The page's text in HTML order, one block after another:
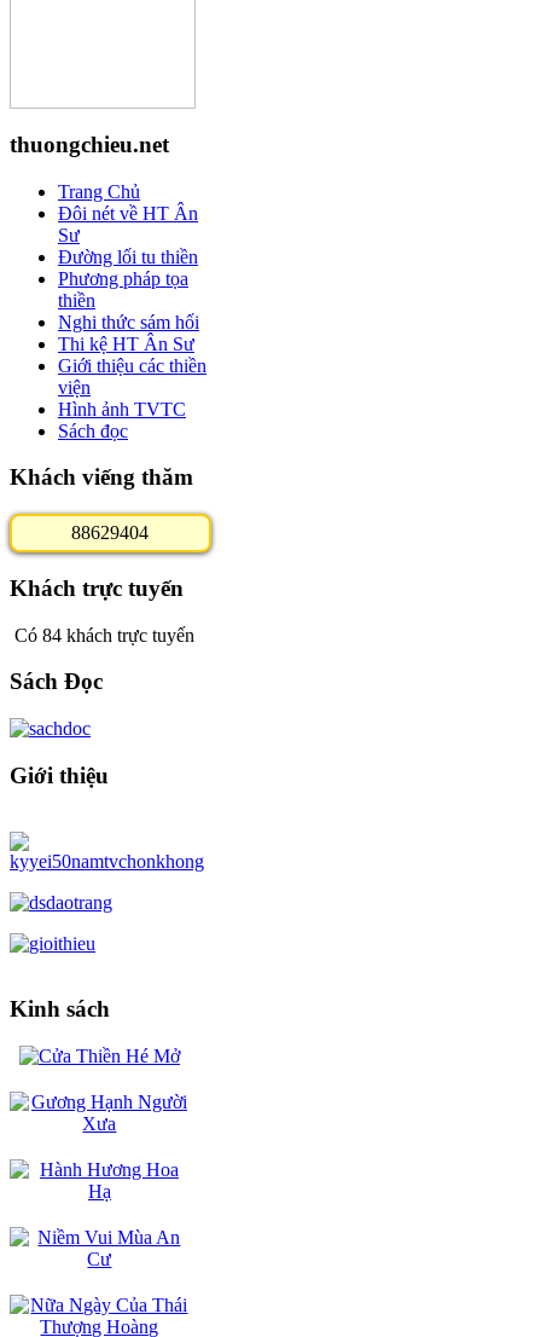
thuongchieu.net
Trang Chủ
Đôi nét về HT Ân
Sư
Đường lối tu thiền
Phương pháp tọa
thiền
Nghi thức sám hối
Thi kệ HT Ân Sư
Giới thiệu các thiền
viện
Hình ảnh TVTC
Sách đọc
Khách viếng thăm
88629404
Khách trực tuyến
Có 84 khách trực tuyến
Sách Đọc
Giới thiệu
Kinh sách